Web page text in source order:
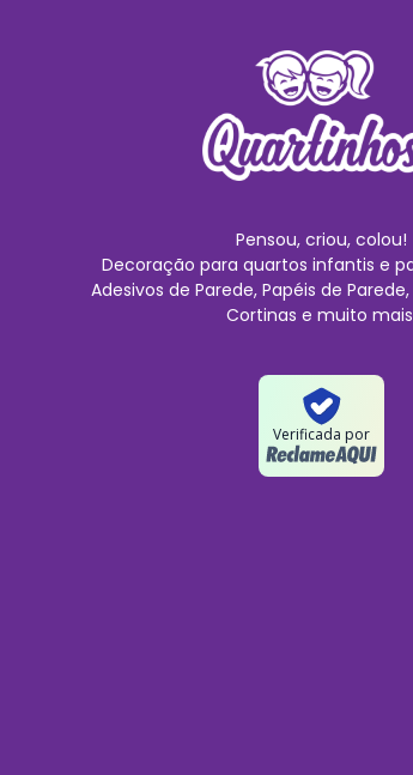
Pensou, criou, colou!
Decoração para quartos infantis e
Adesivos de Parede, Papéis de
Cortinas e muito
Verificada por